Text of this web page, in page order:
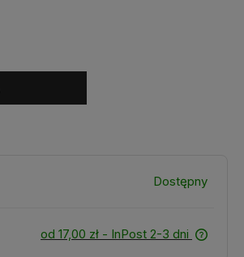
Dostępny
od 17,00 zł - InPost 2-3 dni